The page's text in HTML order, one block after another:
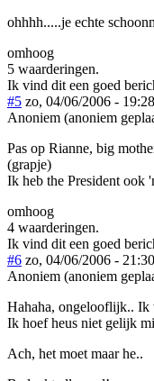
ohhhh.....je echte
omhoog
5 waarderingen.
Ik vind dit een goed
#5 zo, 04/06/2006 - 19:28
Anoniem (anoniem
Pas op Rianne, big
(grapje)
Ik heb the President ook
omhoog
4 waarderingen.
Ik vind dit een goed
#6 zo, 04/06/2006 - 21:30
Anoniem (anoniem
Hahaha, ongelooflijk.. Ik
Ik hoef heus niet gelijk
Ach, het moet maar he..